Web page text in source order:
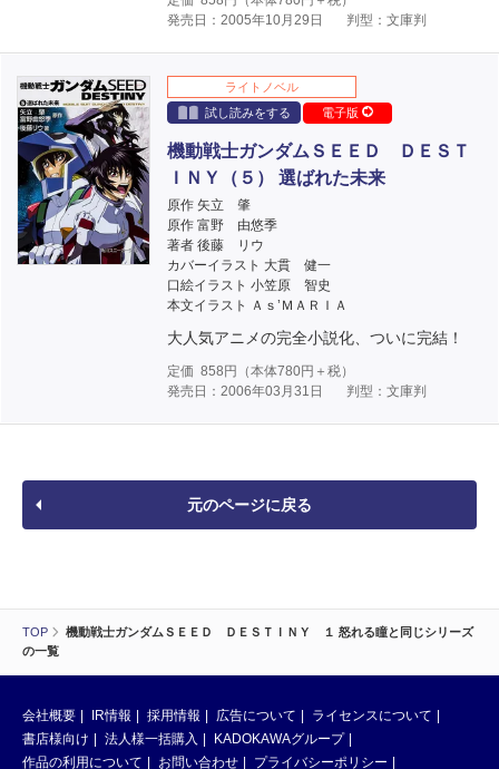
TOP
機動戦士ガンダムＳＥＥＤ ＤＥＳＴＩＮＹ １ 怒れる瞳と同じシリーズ
の一覧
発売日：2005年10月29日
判型：文庫判
ライトノベル
試し読みをする
電子版
機動戦士ガンダムＳＥＥＤ ＤＥＳＴ
ＩＮＹ（５） 選ばれた未来
原作 矢立 肇
原作 富野 由悠季
著者 後藤 リウ
カバーイラスト 大貫 健一
口絵イラスト 小笠原 智史
本文イラスト Ａｓ’ＭＡＲＩＡ
大人気アニメの完全小説化、ついに完結！
定価 858 円（本体780円＋税）
発売日：2006年03月31日
判型：文庫判
元のページに戻る
会社概要 IR情報 採用情報 広告について
ライセンスについて
書店様向け
法人様一括購入
KADOKAWAグループ
作品の利用について
お問い合わせ プライバシーポリシー